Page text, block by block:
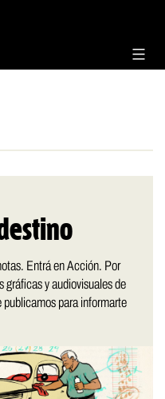
Entrá en Acción. Por
y audiovisuales de
publicamos para informarte